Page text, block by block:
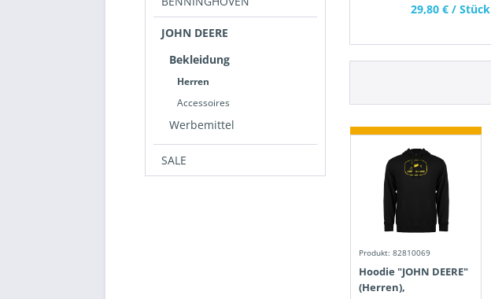
JOHN DEERE
Bekleidung
Herren
Accessoires
Werbemittel
SALE
29,80 € / Stück
Produkt: 82810069
Hoodie "JOHN DEERE"
(Herren),